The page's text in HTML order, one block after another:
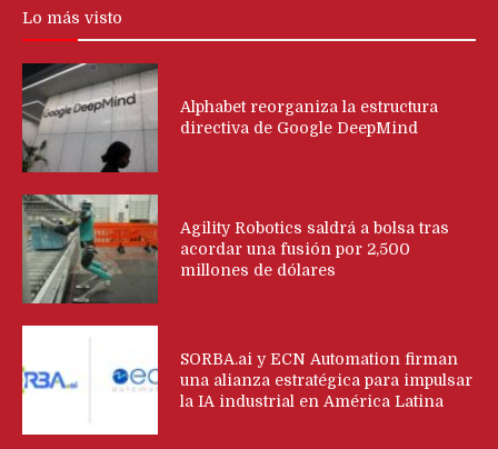
Lo más visto
Alphabet reorganiza la estructura
directiva de Google DeepMind
Agility Robotics saldrá a bolsa tras
acordar una fusión por 2,500
millones de dólares
SORBA.ai y ECN Automation firman
una alianza estratégica para impulsar
la IA industrial en América Latina